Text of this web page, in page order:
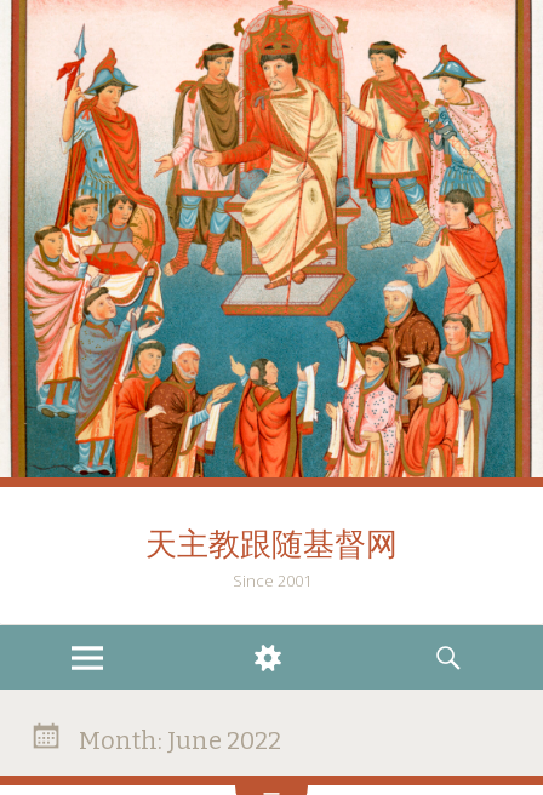
天主教跟随基督网
Since 2001
MENU
WIDGETS
SEARCH
Month: June 2022